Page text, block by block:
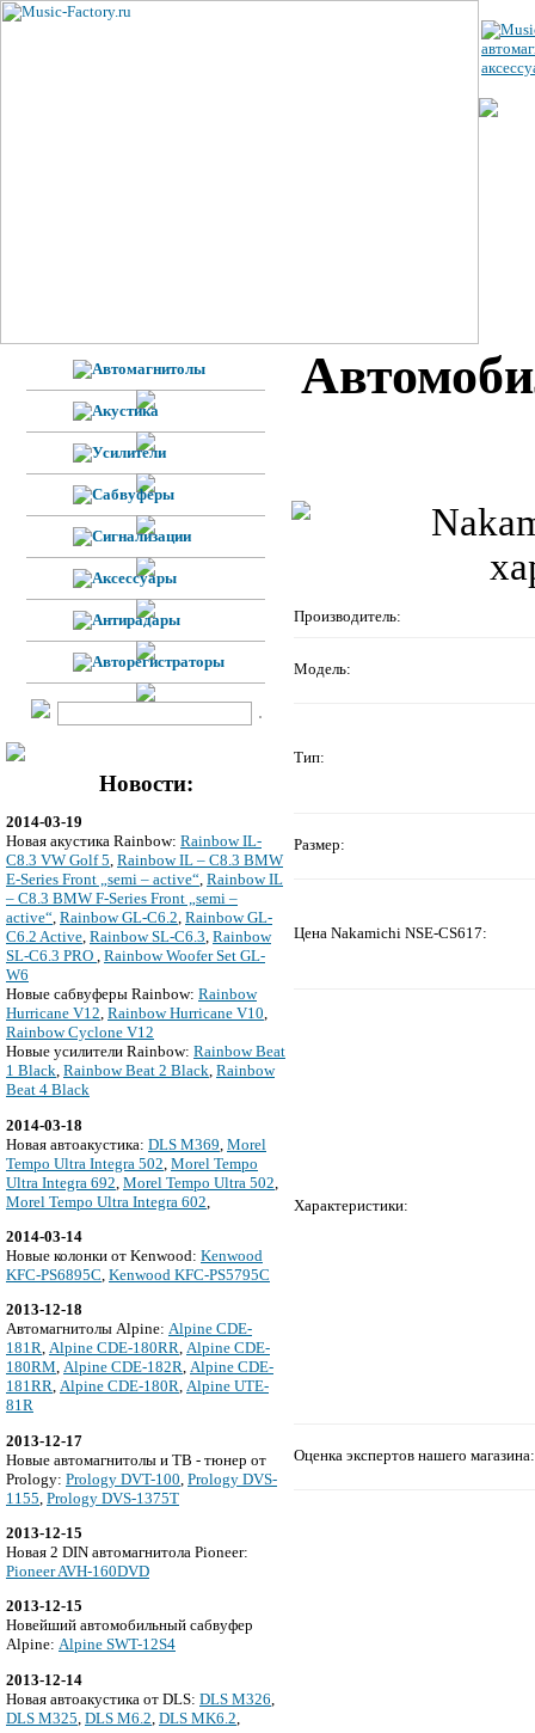
Новости:
2014-03-19
Новая акустика Rainbow: Rainbow IL-
C8.3 VW Golf 5, Rainbow IL – C8.3 BMW
E-Series Front „semi – active“, Rainbow IL
– C8.3 BMW F-Series Front „semi –
active“, Rainbow GL-C6.2, Rainbow GL-
C6.2 Active, Rainbow SL-C6.3, Rainbow
SL-C6.3 PRO , Rainbow Woofer Set GL-
W6
Новые сабвуферы Rainbow: Rainbow
Hurricane V12, Rainbow Hurricane V10,
Rainbow Cyclone V12
Новые усилители Rainbow: Rainbow Beat
1 Black, Rainbow Beat 2 Black, Rainbow
Beat 4 Black
2014-03-18
Новая автоакустика: DLS M369 Morel
Tempo Ultra Integra 502 Morel Tempo
Ultra Integra 692 Morel Tempo Ultra 502
Morel Tempo Ultra Integra 602
2014-03-14
Новые колонки от Kenwood: Kenwood
KFC-PS6895C, Kenwood KFC-PS5795C
2013-12-18
Автомагнитолы Alpine: Alpine CDE-
181R, Alpine CDE-180RR, Alpine CDE-
180RM, Alpine CDE-182R, Alpine CDE-
181RR, Alpine CDE-180R, Alpine UTE-
81R
2013-12-17
Новые автомагнитолы и ТВ - тюнер от
Prology: Prology DVT-100 Prology DVS-
1155 Prology DVS-1375T
2013-12-15
Новая 2 DIN автомагнитола Pioneer:
Pioneer AVH-160DVD
2013-12-15
Новейший автомобильный сабвуфер
Alpine: Alpine SWT-12S4
2013-12-14
Новая автоакустика от DLS: DLS M326
DLS M325 DLS M6.2 DLS MK6.2
Производитель:
Модель:
Тип:
Размер:
Цена Nakamichi NSE-CS617:
Характеристики:
Оценка экспертов нашего магазина: